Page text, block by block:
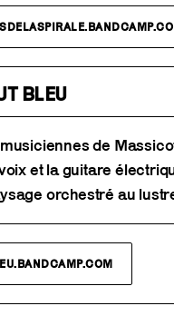
BLEU
de
et la guitare
orchestré au